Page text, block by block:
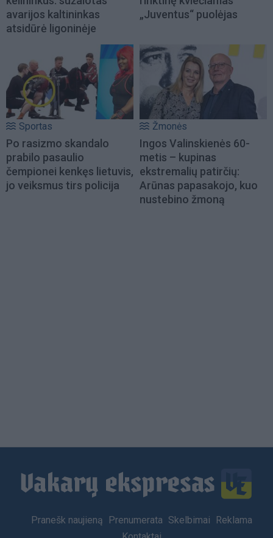
avarijos kaltininkas
atsidūrė ligoninėje
„Juventus“ puolėjas
Sportas
Po rasizmo skandalo
prabilo pasaulio
čempionei kenkęs lietuvis,
jo veiksmus tirs policija
Žmonės
Ingos Valinskienės 60-
metis – kupinas
ekstremalių patirčių:
Arūnas papasakojo, kuo
nustebino žmoną
Footer
Pranešk naujieną Prenumerata Skelbimai
Reklama